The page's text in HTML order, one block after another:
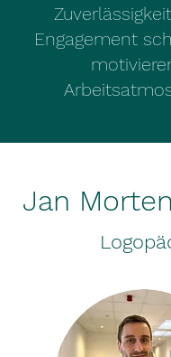
Engagement
Jan